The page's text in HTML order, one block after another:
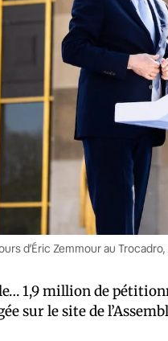
d’Éric Zemmour au
1,9 million de
sur le site de